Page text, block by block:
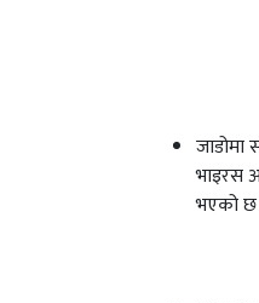
जाडोमा
भाइरस
भएको छ